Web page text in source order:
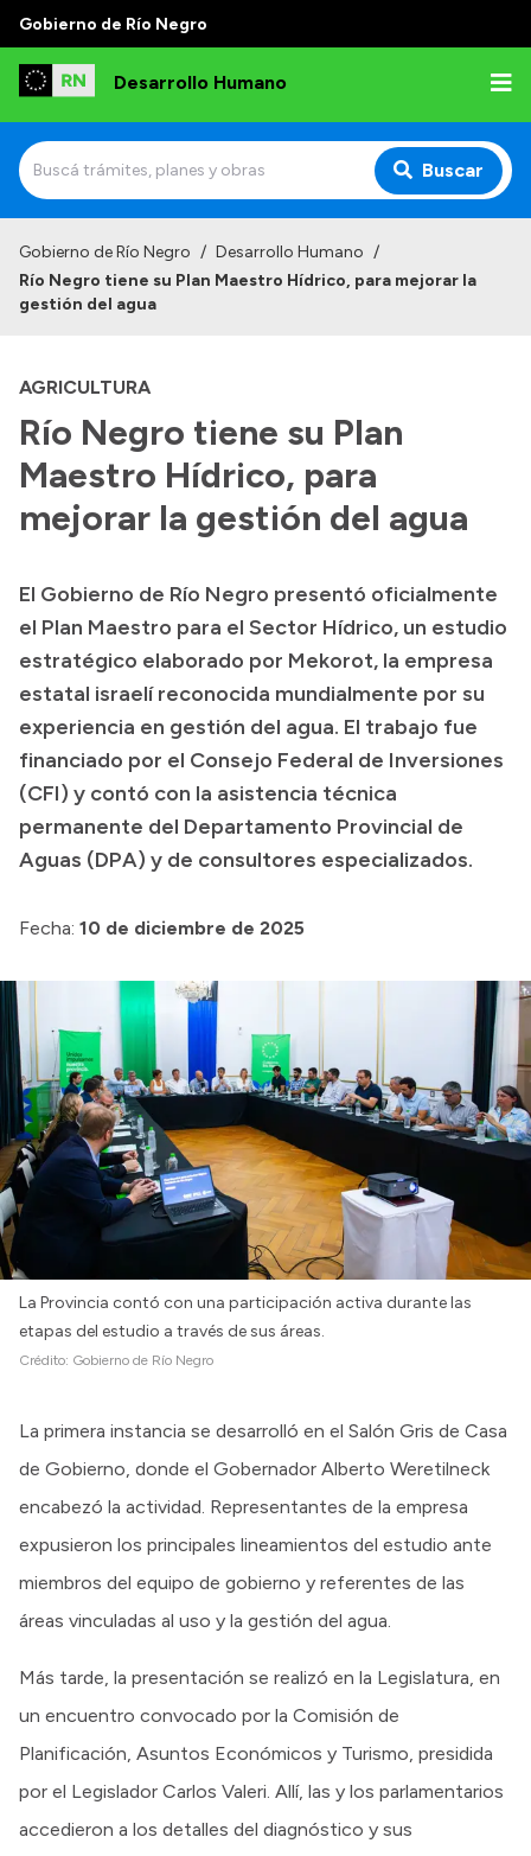
Gobierno de Río Negro
Desarrollo Humano
Buscar
Institucional
Autoridades
Delegaciones
Normativa
Presupuesto
Boletín Oficial
Compras y licitaciones
Consulta de expedientes
Consulta de pago a proveedores
Convocatorias
Intranet
Gobierno de Río Negro / Desarrollo Humano /
Río Negro tiene su Plan Maestro Hídrico, para mejorar la
gestión del agua
AGRICULTURA
Río Negro tiene su Plan
Maestro Hídrico, para
mejorar la gestión del agua
El Gobierno de Río Negro presentó oficialmente
el Plan Maestro para el Sector Hídrico, un estudio
estratégico elaborado por Mekorot, la empresa
estatal israelí reconocida mundialmente por su
experiencia en gestión del agua. El trabajo fue
financiado por el Consejo Federal de Inversiones
(CFI) y contó con la asistencia técnica
permanente del Departamento Provincial de
Aguas (DPA) y de consultores especializados.
Fecha: 10 de diciembre de 2025
La Provincia contó con una participación activa durante las
etapas del estudio a través de sus áreas.
Crédito: Gobierno de Río Negro
La primera instancia se desarrolló en el Salón Gris de Casa
de Gobierno, donde el Gobernador Alberto Weretilneck
encabezó la actividad. Representantes de la empresa
expusieron los principales lineamientos del estudio ante
miembros del equipo de gobierno y referentes de las
áreas vinculadas al uso y la gestión del agua.
Más tarde, la presentación se realizó en la Legislatura, en
un encuentro convocado por la Comisión de
Planificación, Asuntos Económicos y Turismo, presidida
por el Legislador Carlos Valeri. Allí, las y los parlamentarios
accedieron a los detalles del diagnóstico y sus